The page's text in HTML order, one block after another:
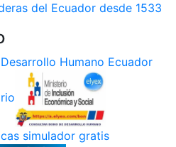
del Ecuador desde 1533
Humano Ecuador
simulador gratis